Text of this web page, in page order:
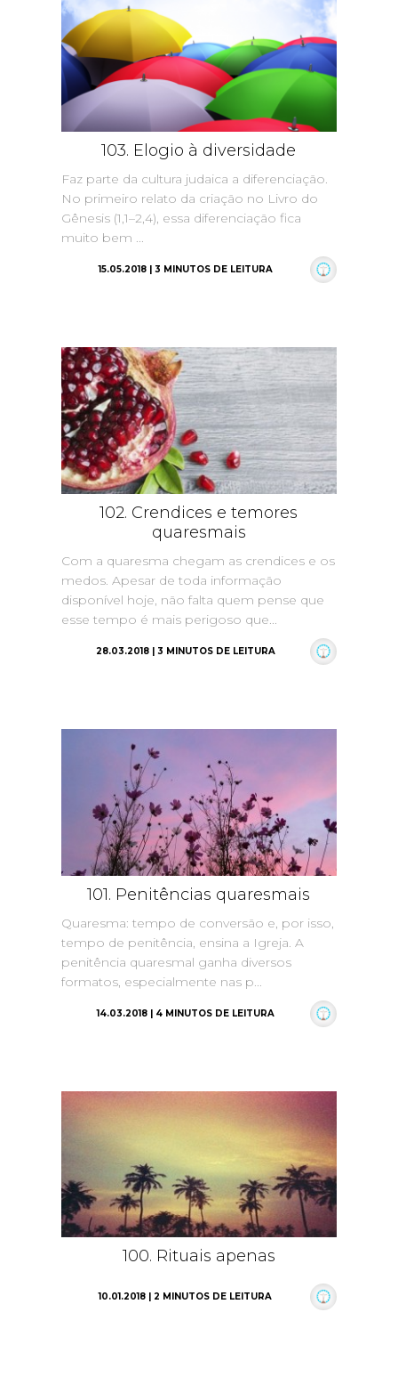
103. Elogio à diversidade
Faz parte da cultura judaica a diferenciação.
No primeiro relato da criação no Livro do
Gênesis (1,1–2,4), essa diferenciação fica
muito bem ...
15.05.2018 | 3 MINUTOS DE LEITURA
102. Crendices e temores
quaresmais
Com a quaresma chegam as crendices e os
medos. Apesar de toda informação
disponível hoje, não falta quem pense que
esse tempo é mais perigoso que...
28.03.2018 | 3 MINUTOS DE LEITURA
101. Penitências quaresmais
Quaresma: tempo de conversão e, por isso,
tempo de penitência, ensina a Igreja. A
penitência quaresmal ganha diversos
formatos, especialmente nas p...
14.03.2018 | 4 MINUTOS DE LEITURA
100. Rituais apenas
10.01.2018 | 2 MINUTOS DE LEITURA